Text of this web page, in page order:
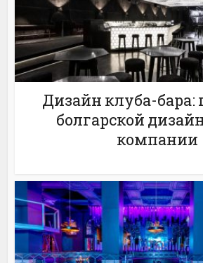
Дизайн клуба-бара:
болгарской
компании